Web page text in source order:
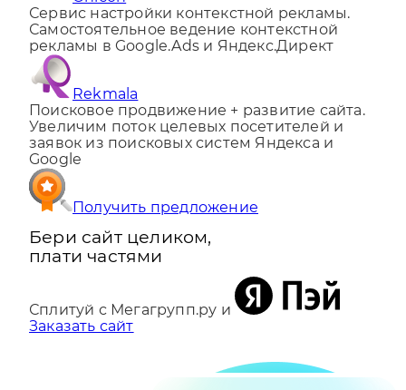
Onicon
Сервис настройки контекстной рекламы.
Самостоятельное ведение контекстной
рекламы в Google.Ads и Яндекс.Директ
Rekmala
Поисковое продвижение + развитие сайта.
Увеличим поток целевых посетителей и
заявок из поисковых систем Яндекса и
Google
Бери сайт целиком,
Сплитуй с Мегагрупп.ру и